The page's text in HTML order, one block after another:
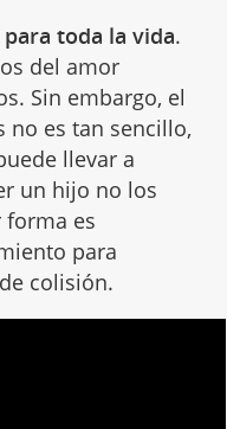
toda la vida.
del amor
Sin embargo, el
no es tan sencillo,
llevar a
un hijo no los
es
para
colisión.